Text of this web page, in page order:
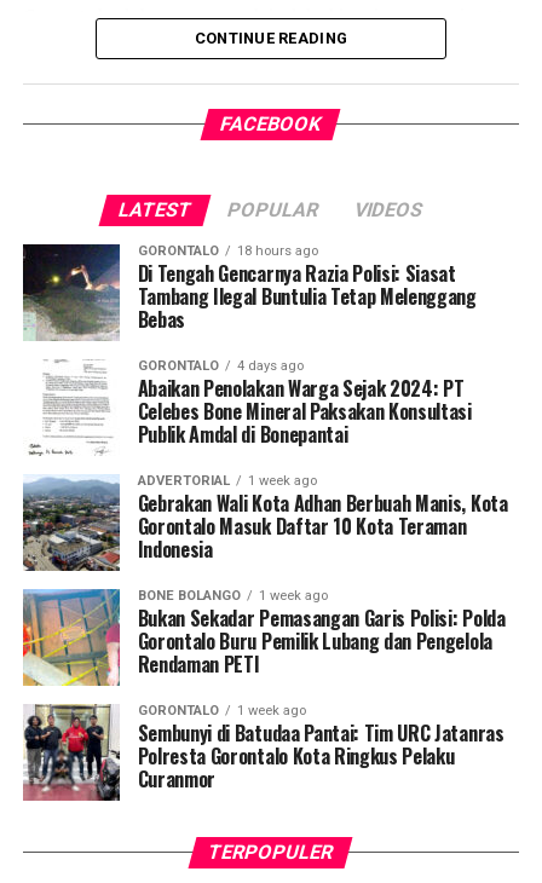
Predikat “Unggul” yang diraih Pemerintahan AIR
menjadi indikator kuat atas keberhasilan pemerintah
daerah dalam mendorong masyarakat agar makin
mudah, merata, dan aman dalam mengakses berbagai
Gorontalo dalam mengerek indeks kinerja pegawai serta
memulihkan marwah kedisiplinan korps abdi negara.
tersebut, armada penegak perda berhasil menjaring
Saat diinterogasi, keempatnya dipastikan tidak mampu
menunjukkan dokumen dispensasi atau surat izin keluar
kantor.
Operasi penyisiran bergerak mobile menyasar sejumlah
titik vital yang kerap menjadi pusat keramaian dan
perbelanjaan. Di antaranya Citimall Gorontalo,
Indogrosir, pusat perbelanjaan alat tulis Toko Ira dan
Toko Mufida, hingga beberapa rumah makan strategis di
seputaran Kota Gorontalo.
Kepala Satpol PP Kota Gorontalo Marwan Saleh
menegaskan, operasi perdana di awal pekan ini
Gorontalo guna memperketat pengawasan internal
terhadap perilaku ASN dan PPPK.
“Sesuai perintah harian Bapak Wali Kota, razia
penegakan disiplin ini akan kami gelar secara rutin dan
acak. Setiap pegawai, baik ASN maupun PPPK, yang
kedapatan berkeliaran di luar instansi saat jam kerja
tanpa melampirkan surat izin tertulis, akan langsung
kami amankan dan tertibkan ke Mako Satpol PP Kota
Gorontalo,” tegas Marwan Saleh.
CONTINUE READING
FACEBOOK
LATEST POPULAR VIDEOS
GORONTALO 18 hours ago
Di Tengah Gencarnya Razia Polisi: Siasat
Tambang Ilegal Buntulia Tetap Melenggang
Bebas
GORONTALO 4 days ago
Abaikan Penolakan Warga Sejak 2024: PT
Celebes Bone Mineral Paksakan Konsultasi
Publik Amdal di Bonepantai
ADVERTORIAL 1 week ago
Gebrakan Wali Kota Adhan Berbuah Manis, Kota
Gorontalo Masuk Daftar 10 Kota Teraman
Indonesia
BONE BOLANGO 1 week ago
Bukan Sekadar Pemasangan Garis Polisi: Polda
Gorontalo Buru Pemilik Lubang dan Pengelola
Rendaman PETI
GORONTALO 1 week ago
Sembunyi di Batudaa Pantai: Tim URC Jatanras
Polresta Gorontalo Kota Ringkus Pelaku
Curanmor
TERPOPULER